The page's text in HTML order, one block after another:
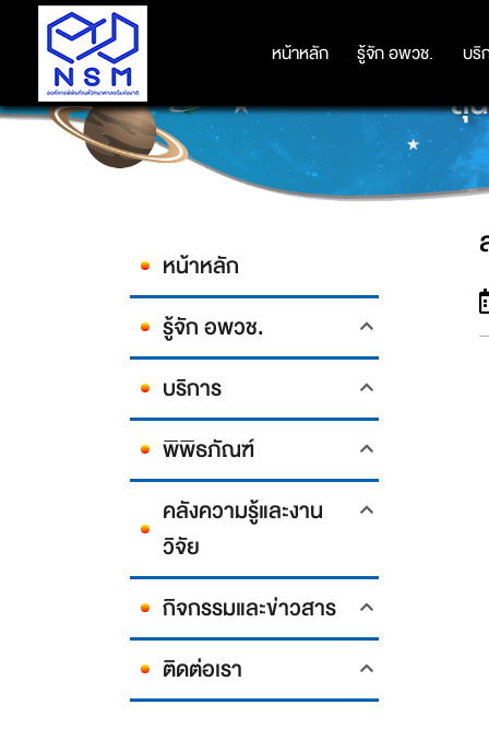
หน้าหลัก รู้จัก อพวช. บริ
หน้าหลัก รู้จัก อพวช. บริ
สุ
หน้าหลัก
รู้จัก อพวช.
บริการ
พิพิธภัณฑ์
คลังความรู้และงาน
วิจัย
กิจกรรมและข่าวสาร
ติดต่อเรา